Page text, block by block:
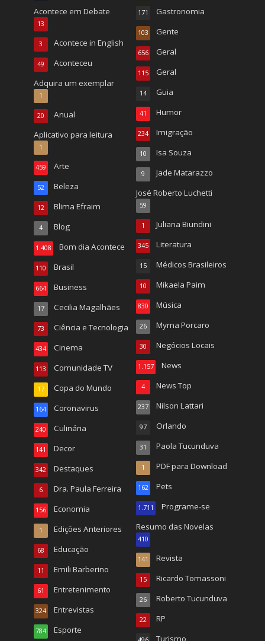
Acontece em Debate
13
Acontece in English
3
Aconteceu
49
Adquira um exemplar
1
Anual
20
Aplicativo para leitura
1
Arte
459
Beleza
52
Blima Efraim
12
Blog
4
Bom dia Acontece
1.408
Brasil
110
Business
664
Cecilia Magalhães
17
Ciência e Tecnologia
73
Cinema
434
Comunidade TV
113
Copa do Mundo
17
Coronavirus
164
Culinária
240
Decor
141
Destaques
342
Dra. Paula Ferreira
6
Economia
156
Edições Anteriores
1
Educação
68
Emili Barberino
11
Entretenimento
61
Entrevistas
324
Esporte
784
Gastronomia
171
Gente
103
Geral
656
Geral
115
Guia
14
Humor
41
Imigração
234
Isa Souza
10
Jade Matarazzo
9
José Roberto Luchetti
59
Juliana Biundini
1
Literatura
345
Médicos Brasileiros
15
Mikaela Paim
10
Música
830
Myrna Porcaro
26
Negócios Locais
30
News
1.157
News Top
4
Nilson Lattari
237
Orlando
97
Paola Tucunduva
31
PDF para Download
1
Pets
162
Programe-se
1.711
Resumo das Novelas
410
Revista
141
Ricardo Tomassoni
15
Roberto Tucunduva
26
RP
22
Turismo